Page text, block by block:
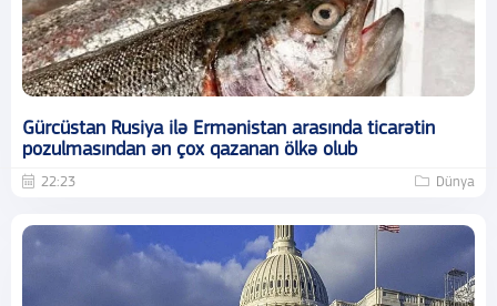
Gürcüstan Rusiya ilə Ermənistan arasında ticarətin
pozulmasından ən çox qazanan ölkə olub
22:23 Dünya